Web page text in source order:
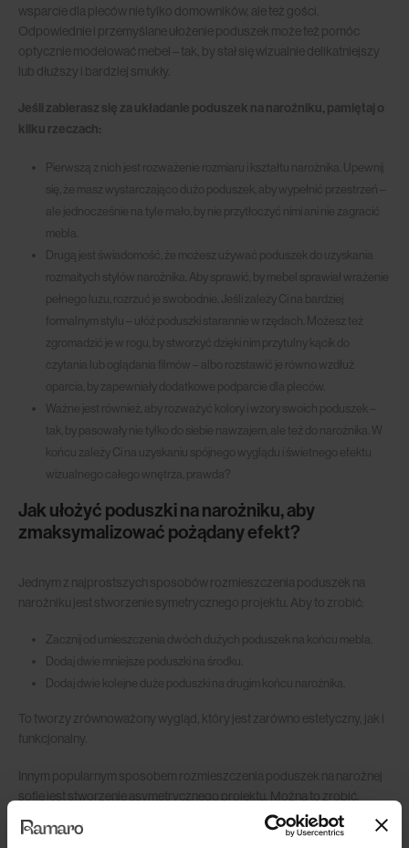
wsparcie dla pleców nie tylko domowników, ale też gości.
Odpowiednie i przemyślane ułożenie poduszek może też pomóc
optycznie modelować mebel – tak, by stał się wizualnie delikatniejszy
lub dłuższy i bardziej smukły.
Jeśli zabierasz się za układanie poduszek na narożniku, pamiętaj o
kilku rzeczach:
Pierwszą z nich jest rozważenie rozmiaru i kształtu narożnika. Upewnij
się, że masz wystarczająco dużo poduszek, aby wypełnić przestrzeń –
ale jednocześnie na tyle mało, by nie przytłoczyć nimi ani nie zagracić
mebla.
Drugą jest świadomość, że możesz używać poduszek do uzyskania
rozmaitych stylów narożnika. Aby sprawić, by mebel sprawiał wrażenie
pełnego luzu, rozrzuć je swobodnie. Jeśli zależy Ci na bardziej
formalnym stylu – ułóż poduszki starannie w rzędach. Możesz też
zgromadzić je w rogu, by stworzyć dzięki nim przytulny kącik do
czytania lub oglądania filmów – albo rozstawić je równo wzdłuż
oparcia, by zapewniały dodatkowe podparcie dla pleców.
Ważne jest również, aby rozważyć kolory i wzory swoich poduszek –
tak, by pasowały nie tylko do siebie nawzajem, ale też do narożnika. W
końcu zależy Ci na uzyskaniu spójnego wyglądu i świetnego efektu
wizualnego całego wnętrza, prawda?
Jak ułożyć poduszki na narożniku, aby
zmaksymalizować pożądany efekt?
Jednym z najprostszych sposobów rozmieszczenia poduszek na
narożniku jest stworzenie symetrycznego projektu. Aby to zrobić:
Zacznij od umieszczenia dwóch dużych poduszek na końcu mebla.
Dodaj dwie mniejsze poduszki na środku.
Dodaj dwie kolejne duże poduszki na drugim końcu narożnika.
To tworzy zrównoważony wygląd, który jest zarówno estetyczny, jak i
funkcjonalny.
Innym popularnym sposobem rozmieszczenia poduszek na narożnej
sofie jest stworzenie asymetrycznego projektu. Można to zrobić,
umieszczając dużą poduszkę na jednym końcu mebla i dwie mniejsze
poduszki na drugim końcu. Można też umieścić dwie duże poduszki na